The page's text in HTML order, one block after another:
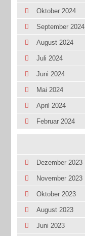
Oktober 2024
September 2024
August 2024
Juli 2024
Juni 2024
Mai 2024
April 2024
Februar 2024
Dezember 2023
November 2023
Oktober 2023
August 2023
Juni 2023